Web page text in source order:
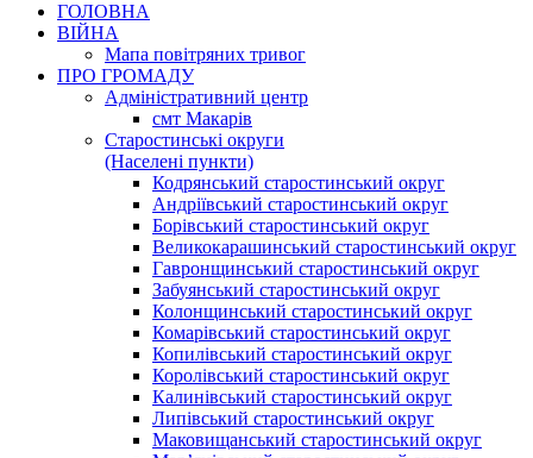
ГОЛОВНА
ВІЙНА
Мапа повітряних тривог
ПРО ГРОМАДУ
Aдміністративний центр
смт Макарів
Старостинські округи
(Населені пункти)
Кодрянський старостинський округ
Андріївський старостинський округ
Борівський старостинський округ
Великокарашинський старостинський округ
Гавронщинський старостинський округ
Забуянський старостинський округ
Колонщинський старостинський округ
Комарівський старостинський округ
Копилівський старостинський округ
Королівський старостинський округ
Калинівський старостинський округ
Липівський старостинський округ
Маковищанський старостинський округ